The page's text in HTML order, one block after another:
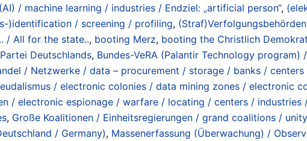
/ machine learning / industries / Endziel: „artificial person“,
)identification / screening / profiling,
/ All for the state.., booting Merz, booting the Christlich
Deutschlands, Bundes-VeRA (Palantir Technology
/ Netzwerke / data – procurement / storage / banks /
/ electronic colonies / data mining zones / electronic
/ electronic espionage / warfare / locating / centers / industries
, Große Koalitionen / Einheitsregierungen / grand coalitions /
/ Germany), Massenerfassung (Überwachung) /